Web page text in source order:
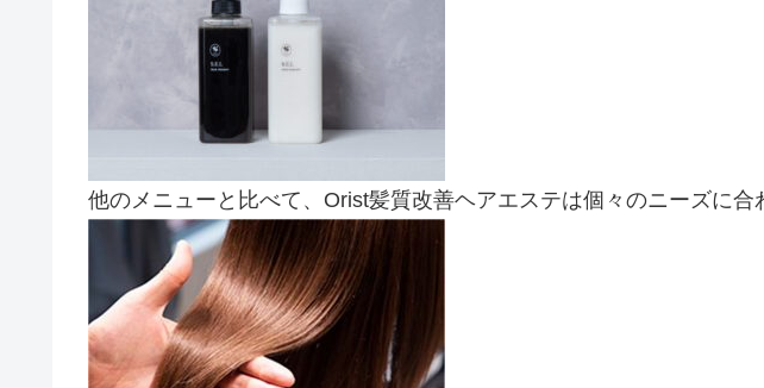
他のメニューと比べて、Orist髪質改善ヘアエステは個々のニーズに